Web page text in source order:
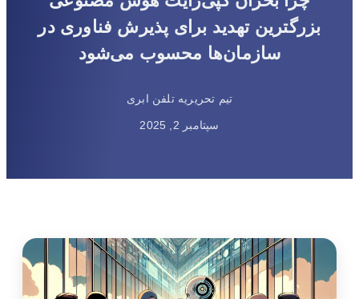
بزرگترین تهدید برای پذیرش فناوری در
سازمان‌ها محسوب می‌شود
تیم تحریریه تلفن ابری
سپتامبر 2, 2025